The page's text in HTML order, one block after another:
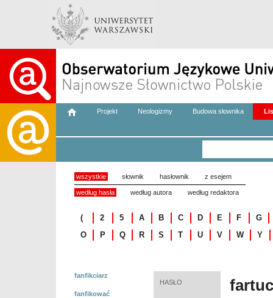
Projekt Neologizmy Budowa słownika
wszystkie słownik hasłownik z esejem
według hasła według autora według redaktora
( 2 5 A B C D E F
G
O
P Q R S T U V W Y
fanfikciarz
fanfikować
HASŁO